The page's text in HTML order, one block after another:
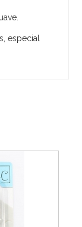
especial